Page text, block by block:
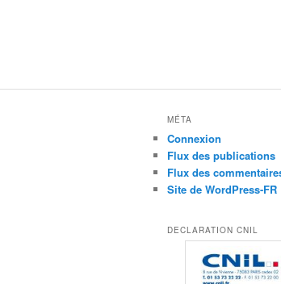
MÉTA
Connexion
Flux des publications
Flux des
Site de WordPress-FR
DECLARATION CNIL